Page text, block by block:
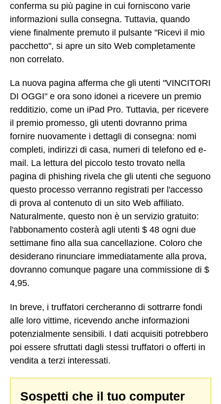
conferma su più pagine in cui forniscono varie
informazioni sulla consegna. Tuttavia, quando
viene finalmente premuto il pulsante "Ricevi il mio
pacchetto", si apre un sito Web completamente
non correlato.
La nuova pagina afferma che gli utenti "VINCITORI
DI OGGI" e ora sono idonei a ricevere un premio
redditizio, come un iPad Pro. Tuttavia, per ricevere
il premio promesso, gli utenti dovranno prima
fornire nuovamente i dettagli di consegna: nomi
completi, indirizzi di casa, numeri di telefono ed e-
mail. La lettura del piccolo testo trovato nella
pagina di phishing rivela che gli utenti che seguono
questo processo verranno registrati per l'accesso
di prova al contenuto di un sito Web affiliato.
Naturalmente, questo non è un servizio gratuito:
l'abbonamento costerà agli utenti $ 48 ogni due
settimane fino alla sua cancellazione. Coloro che
desiderano rinunciare immediatamente alla prova,
dovranno comunque pagare una commissione di $
4,95.
In breve, i truffatori cercheranno di sottrarre fondi
alle loro vittime, ricevendo anche informazioni
potenzialmente sensibili. I dati acquisiti potrebbero
poi essere sfruttati dagli stessi truffatori o offerti in
vendita a terzi interessati.
Sospetti che il tuo computer